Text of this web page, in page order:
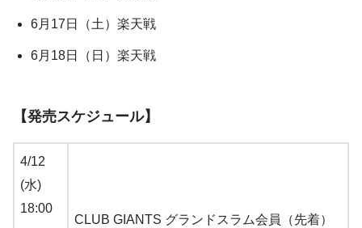
6月17日（土）楽天戦
6月18日（日）楽天戦
【発売スケジュール】
4/12
(水)
18:00
CLUB GIANTS グランドスラム会員（先着）